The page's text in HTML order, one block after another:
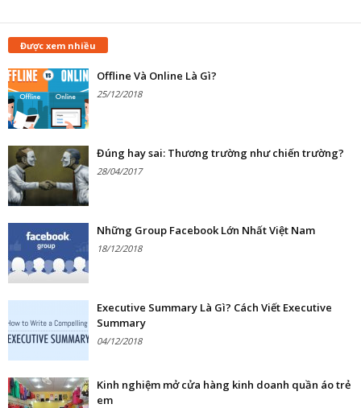
Được xem nhiều
Offline Và Online Là Gì?
25/12/2018
Đúng hay sai: Thương trường như chiến trường?
28/04/2017
Những Group Facebook Lớn Nhất Việt Nam
18/12/2018
Executive Summary Là Gì? Cách Viết Executive
Summary
04/12/2018
Kinh nghiệm mở cửa hàng kinh doanh quần áo trẻ
em